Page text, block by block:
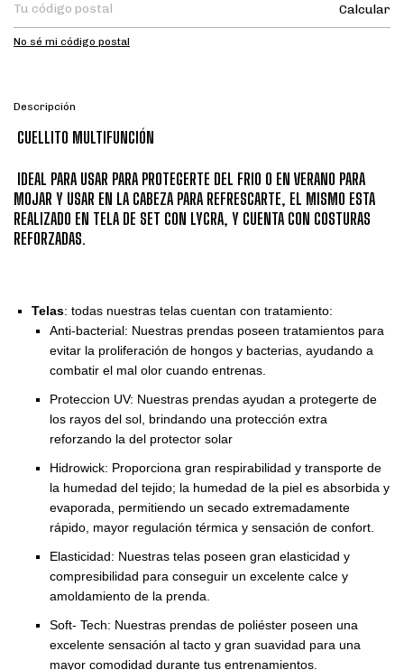
Calcular
No sé mi código postal
Descripción
CUELLITO MULTIFUNCIÓN
IDEAL PARA USAR PARA PROTEGERTE DEL FRIO O EN VERANO PARA
MOJAR Y USAR EN LA CABEZA PARA REFRESCARTE, EL MISMO ESTA
REALIZADO EN TELA DE SET CON LYCRA, Y CUENTA CON COSTURAS
REFORZADAS.
Telas: todas nuestras telas cuentan con tratamiento:
Anti-bacterial: Nuestras prendas poseen tratamientos para
evitar la proliferación de hongos y bacterias, ayudando a
combatir el mal olor cuando entrenas.
Proteccion UV: Nuestras prendas ayudan a protegerte de
los rayos del sol, brindando una protección extra
reforzando la del protector solar
Hidrowick: Proporciona gran respirabilidad y transporte de
la humedad del tejido; la humedad de la piel es absorbida y
evaporada, permitiendo un secado extremadamente
rápido, mayor regulación térmica y sensación de confort.
Elasticidad: Nuestras telas poseen gran elasticidad y
compresibilidad para conseguir un excelente calce y
amoldamiento de la prenda.
Soft- Tech: Nuestras prendas de poliéster poseen una
excelente sensación al tacto y gran suavidad para una
mayor comodidad durante tus entrenamientos.